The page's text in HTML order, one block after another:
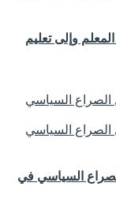
وإلى تعليم
السياسي في